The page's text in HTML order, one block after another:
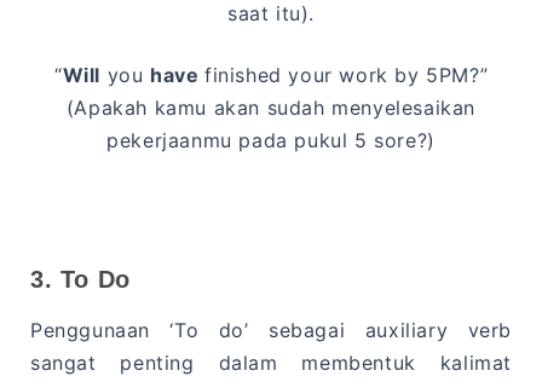
saat itu).
“Will you have finished your work by 5PM?”
(Apakah kamu akan sudah menyelesaikan
pekerjaanmu pada pukul 5 sore?)
3. To Do
Penggunaan ‘To do’ sebagai auxiliary verb
sangat penting dalam membentuk kalimat